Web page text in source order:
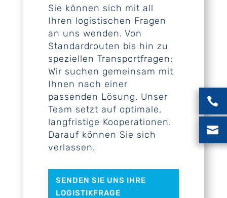


Sie können sich mit all
Ihren logistischen Fragen
an uns wenden. Von
Standardrouten bis hin zu
speziellen Transportfragen:
Wir suchen gemeinsam mit
Ihnen nach einer
passenden Lösung. Unser
Team setzt auf optimale,
langfristige Kooperationen.
Darauf können Sie sich
verlassen.
SENDEN SIE UNS IHRE
LOGISTIKFRAGE